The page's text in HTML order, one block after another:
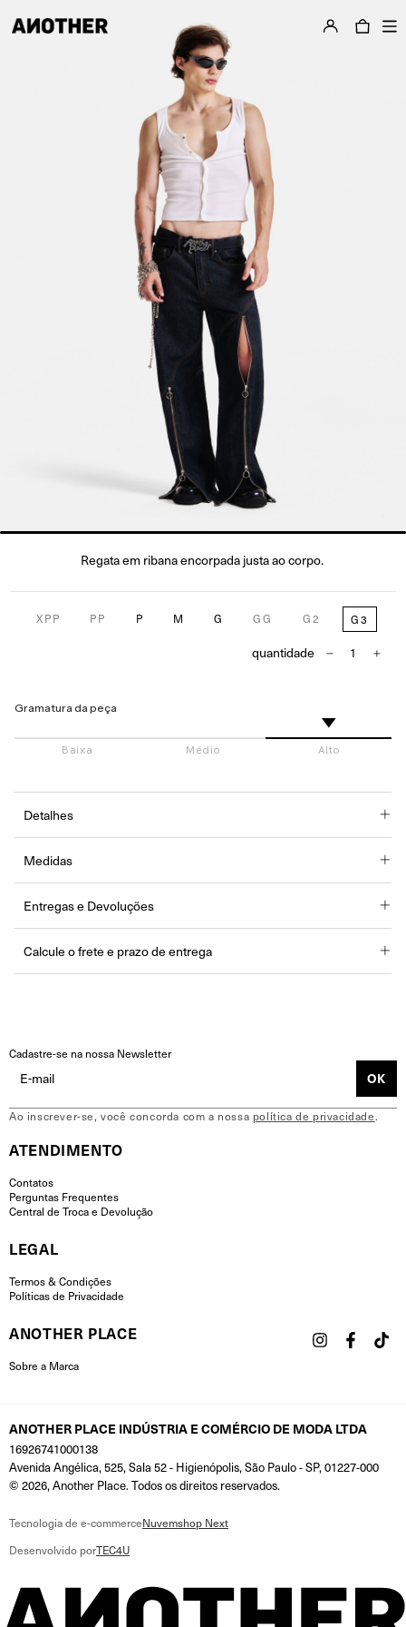
Regata em ribana encorpada justa ao corpo.
XPP PP P M G GG G2 G3
quantidade
Gramatura da peça
Detalhes
Medidas
Busto
76 cm 78 cm
Cintura
72 cm 74 cm 76 cm 78 cm
Entregas e Devoluções
Calcule o frete e prazo de entrega
Entregas para o CEP:
Cadastre-se na nossa Newsletter
Ao inscrever-se, você concorda com a nossa política de privacidade.
ATENDIMENTO
Contatos
Perguntas Frequentes
Central de Troca e Devolução
LEGAL
Termos & Condições
Políticas de Privacidade
ANOTHER PLACE
Sobre a Marca
ANOTHER PLACE INDÚSTRIA E COMÉRCIO DE MODA LTDA
16926741000138
Avenida Angélica, 525, Sala 52 - Higienópolis, São Paulo - SP, 01227-000
© 2026, Another Place. Todos os direitos reservados.
Tecnologia de e-commerceNuvemshop Next
Desenvolvido porTEC4U